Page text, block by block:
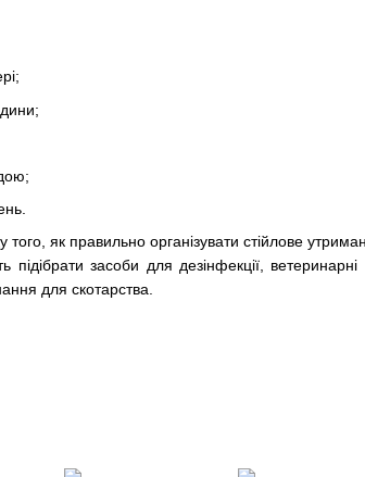
як правильно організувати стійлове
засоби для дезінфекції,
для скотарства.